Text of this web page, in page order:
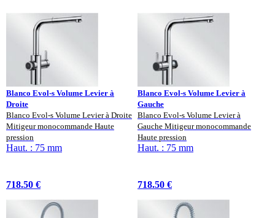
Blanco Evol-s Volume Levier à
Droite
Blanco Evol-s Volume Levier à Droite
Mitigeur monocommande Haute
pression
Haut. : 75 mm
718.50 €
Blanco Evol-s Volume Levier à
Gauche
Blanco Evol-s Volume Levier à
Gauche Mitigeur monocommande
Haute pression
Haut. : 75 mm
718.50 €